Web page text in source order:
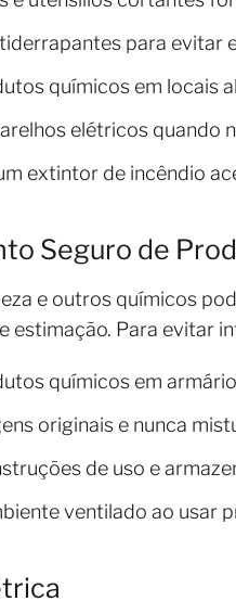
para evitar
químicos em locais
elétricos quando
extintor de incêndio
Seguro de
e outros químicos
estimação. Para evitar
químicos em
originais e nunca
de uso e
ventilado ao usar